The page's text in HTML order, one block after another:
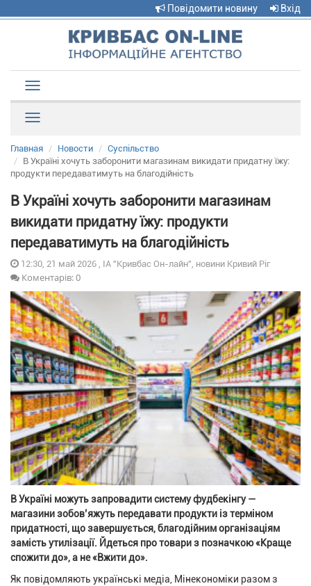
Повідомити новину Вхід
navigation
Главная Новости
Суспільство
В Україні хочуть заборонити магазинам викидати придатну їжу:
продукти передаватимуть на благодійність
В Україні хочуть заборонити магазинам
викидати придатну їжу: продукти
передаватимуть на благодійність
12:30, 21 май 2026 , ІА "Кривбас Он-лайн", новини Кривий Ріг
Коментарів: 0
В Україні можуть запровадити систему фудбекінгу —
магазини зобов’яжуть передавати продукти із терміном
придатності, що завершується, благодійним організаціям
замість утилізації. Йдеться про товари з позначкою «Краще
спожити до», а не «Вжити до».
Як повідомляють українські медіа, Мінекономіки разом з